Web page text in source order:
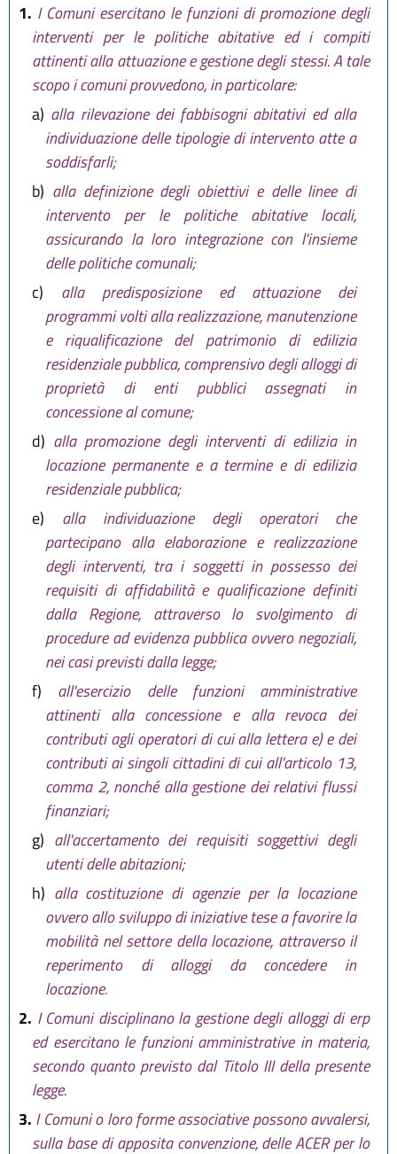
1. I Comuni esercitano le funzioni di promozione degli
interventi per le politiche abitative ed i compiti
attinenti alla attuazione e gestione degli stessi. A tale
scopo i comuni provvedono, in particolare:
a) alla rilevazione dei fabbisogni abitativi ed alla
individuazione delle tipologie di intervento atte a
soddisfarli;
b) alla definizione degli obiettivi e delle linee di
intervento per le politiche abitative locali,
assicurando la loro integrazione con l'insieme
delle politiche comunali;
c)
alla predisposizione ed attuazione dei
programmi volti alla realizzazione, manutenzione
e riqualificazione del patrimonio di edilizia
residenziale pubblica, comprensivo degli alloggi di
proprietà di enti pubblici assegnati in
concessione al comune;
d) alla promozione degli interventi di edilizia in
locazione permanente e a termine e di edilizia
residenziale pubblica;
e)
alla individuazione degli operatori che
partecipano alla elaborazione e realizzazione
degli interventi, tra i soggetti in possesso dei
requisiti di affidabilità e qualificazione definiti
dalla Regione, attraverso lo svolgimento di
procedure ad evidenza pubblica ovvero negoziali,
nei casi previsti dalla legge;
f)
all'esercizio delle funzioni amministrative
attinenti alla concessione e alla revoca dei
contributi agli operatori di cui alla lettera e) e dei
contributi ai singoli cittadini di cui all'articolo 13,
comma 2, nonché alla gestione dei relativi flussi
finanziari;
g) all'accertamento dei requisiti soggettivi degli
utenti delle abitazioni;
h) alla costituzione di agenzie per la locazione
ovvero allo sviluppo di iniziative tese a favorire la
mobilità nel settore della locazione, attraverso il
reperimento di alloggi da concedere in
locazione.
2. I Comuni disciplinano la gestione degli alloggi di erp
ed esercitano le funzioni amministrative in materia,
secondo quanto previsto dal Titolo III della presente
legge.
3. I Comuni o loro forme associative possono avvalersi,
sulla base di apposita convenzione, delle ACER per lo